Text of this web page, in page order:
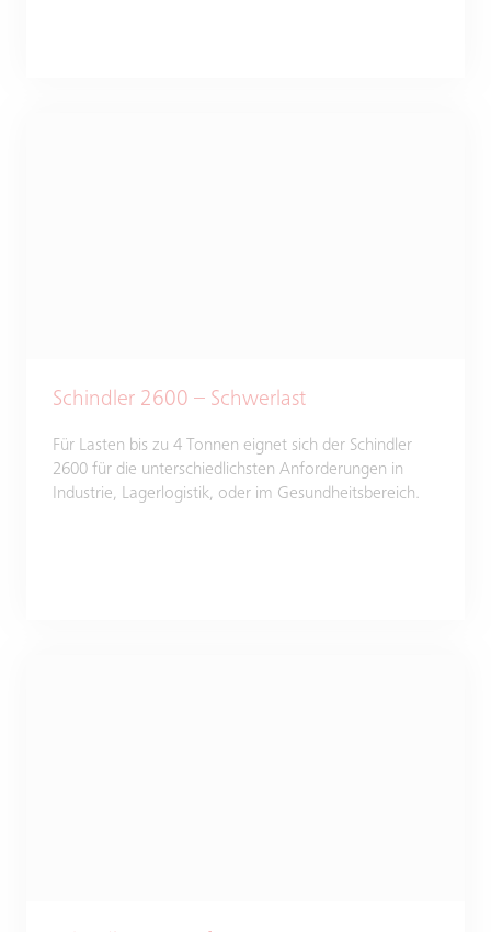
Schindler 2600 – Schwerlast
Für Lasten bis zu 4 Tonnen eignet sich der Schindler
2600 für die unterschiedlichsten Anforderungen in
Industrie, Lagerlogistik, oder im Gesundheitsbereich.